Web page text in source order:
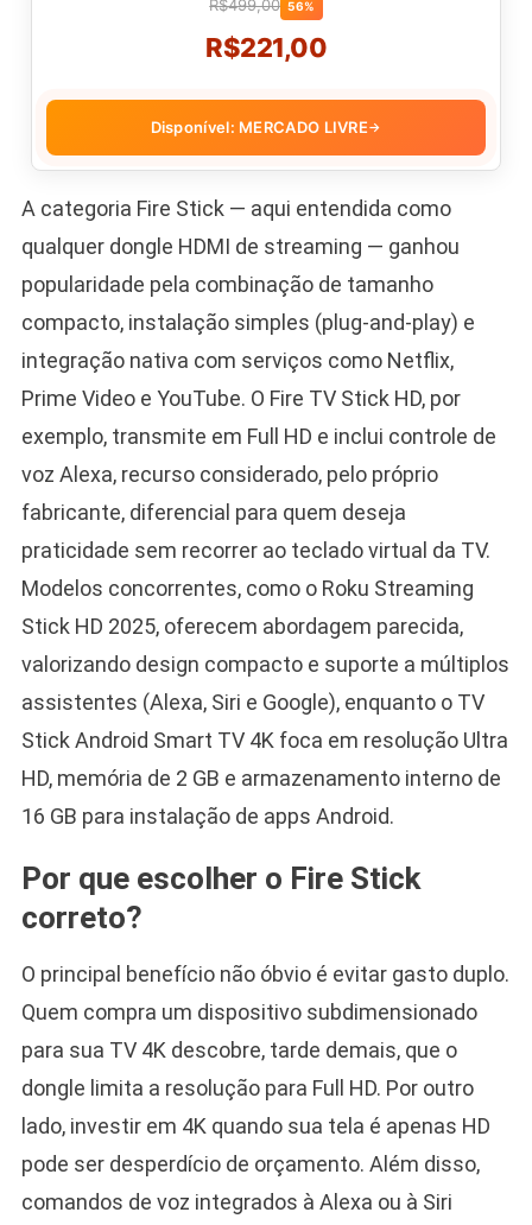
R$499,00 56%
R$221,00
Disponível: MERCADO LIVRE→
A categoria Fire Stick — aqui entendida como
qualquer dongle HDMI de streaming — ganhou
popularidade pela combinação de tamanho
compacto, instalação simples (plug-and-play) e
integração nativa com serviços como Netflix,
Prime Video e YouTube. O Fire TV Stick HD, por
exemplo, transmite em Full HD e inclui controle de
voz Alexa, recurso considerado, pelo próprio
fabricante, diferencial para quem deseja
praticidade sem recorrer ao teclado virtual da TV.
Modelos concorrentes, como o Roku Streaming
Stick HD 2025, oferecem abordagem parecida,
valorizando design compacto e suporte a múltiplos
assistentes (Alexa, Siri e Google), enquanto o TV
Stick Android Smart TV 4K foca em resolução Ultra
HD, memória de 2 GB e armazenamento interno de
16 GB para instalação de apps Android.
Por que escolher o Fire Stick
correto?
O principal benefício não óbvio é evitar gasto duplo.
Quem compra um dispositivo subdimensionado
para sua TV 4K descobre, tarde demais, que o
dongle limita a resolução para Full HD. Por outro
lado, investir em 4K quando sua tela é apenas HD
pode ser desperdício de orçamento. Além disso,
comandos de voz integrados à Alexa ou à Siri